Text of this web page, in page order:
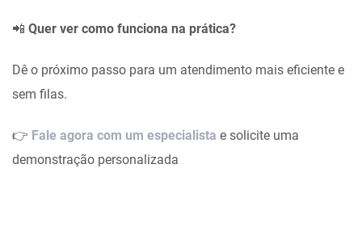
📲 Quer ver como funciona na prática?
Dê o próximo passo para um atendimento mais eficiente e
sem filas.
👉 Fale agora com um especialista e solicite uma
demonstração personalizada